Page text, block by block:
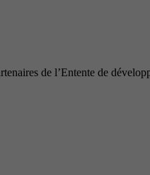
de l’Entente de